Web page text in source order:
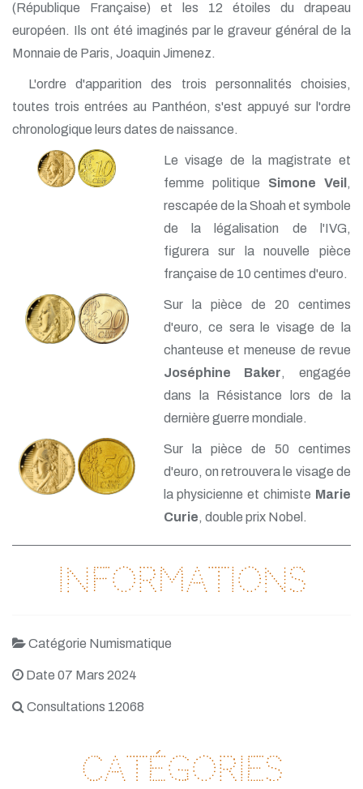
(République Française) et les 12 étoiles du drapeau
européen. Ils ont été imaginés par le graveur général de la
Monnaie de Paris, Joaquin Jimenez.
L'ordre d'apparition des trois personnalités choisies,
toutes trois entrées au Panthéon, s'est appuyé sur l'ordre
chronologique leurs dates de naissance.
Le visage de la magistrate et
femme politique Simone Veil ,
rescapée de la Shoah et symbole
de la légalisation de l'IVG,
figurera sur la nouvelle pièce
française de 10 centimes d'euro.
Sur la pièce de 20 centimes
d'euro, ce sera le visage de la
chanteuse et meneuse de revue
Joséphine Baker, engagée
dans la Résistance lors de la
dernière guerre mondiale.
Sur la pièce de 50 centimes
d'euro, on retrouvera le visage de
la physicienne et chimiste Marie
Curie, double prix Nobel.
Informations
Catégorie Numismatique
Date 07 Mars 2024
Consultations 12068
Catégories